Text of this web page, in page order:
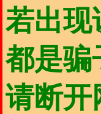
若出现
都是骗
请断开